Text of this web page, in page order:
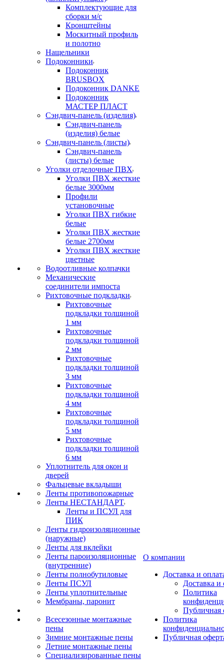
Комплектующие для
сборки м/с
Кронштейны
Москитный профиль
и полотно
Нащельники
Подоконники
Подоконник
BRUSBOX
Подоконник DANKE
Подоконник
МАСТЕР ПЛАСТ
Сэндвич-панель (изделия)
Сэндвич-панель
(изделия) белые
Сэндвич-панель (листы)
Сэндвич-панель
(листы) белые
Уголки отделочные ПВХ
Уголки ПВХ жесткие
белые 3000мм
Профили
установочные
Уголки ПВХ гибкие
белые
Уголки ПВХ жесткие
белые 2700мм
Уголки ПВХ жесткие
цветные
Водоотливные колпачки
Механические
соединители импоста
Рихтовочные подкладки
Рихтовочные
подкладки толщиной
1 мм
Рихтовочные
подкладки толщиной
2 мм
Рихтовочные
подкладки толщиной
3 мм
Рихтовочные
подкладки толщиной
4 мм
Рихтовочные
подкладки толщиной
5 мм
Рихтовочные
подкладки толщиной
6 мм
Уплотнитель для окон и
дверей
Фальцевые вкладыши
Ленты противопожарные
Ленты НЕСТАНДАРТ
Ленты и ПСУЛ для
ПИК
Ленты гидроизоляционные
(наружные)
Ленты для вклейки
Ленты пароизоляционные
(внутренние)
Ленты полнобутиловые
Ленты ПСУЛ
Ленты уплотнительные
Мембраны, паронит
Всесезонные монтажные
пены
Зимние монтажные пены
Летние монтажные пены
Специализированные пены
О компании
Доставка и
Доставка и
Политика
Публичная
Политика
Публичная